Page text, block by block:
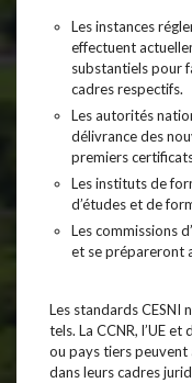
Les instances
effectuent
substantiels pour
cadres respectifs.
Les autorités
délivrance des
premiers
Les instituts de
d’études et de
Les commissions
et se prépareront
Les standards CESNI
tels. La CCNR, l’UE
ou pays tiers
dans leurs cadres